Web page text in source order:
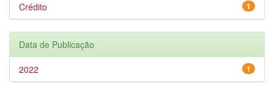
1
Crédito
Data de Publicação
1
2022